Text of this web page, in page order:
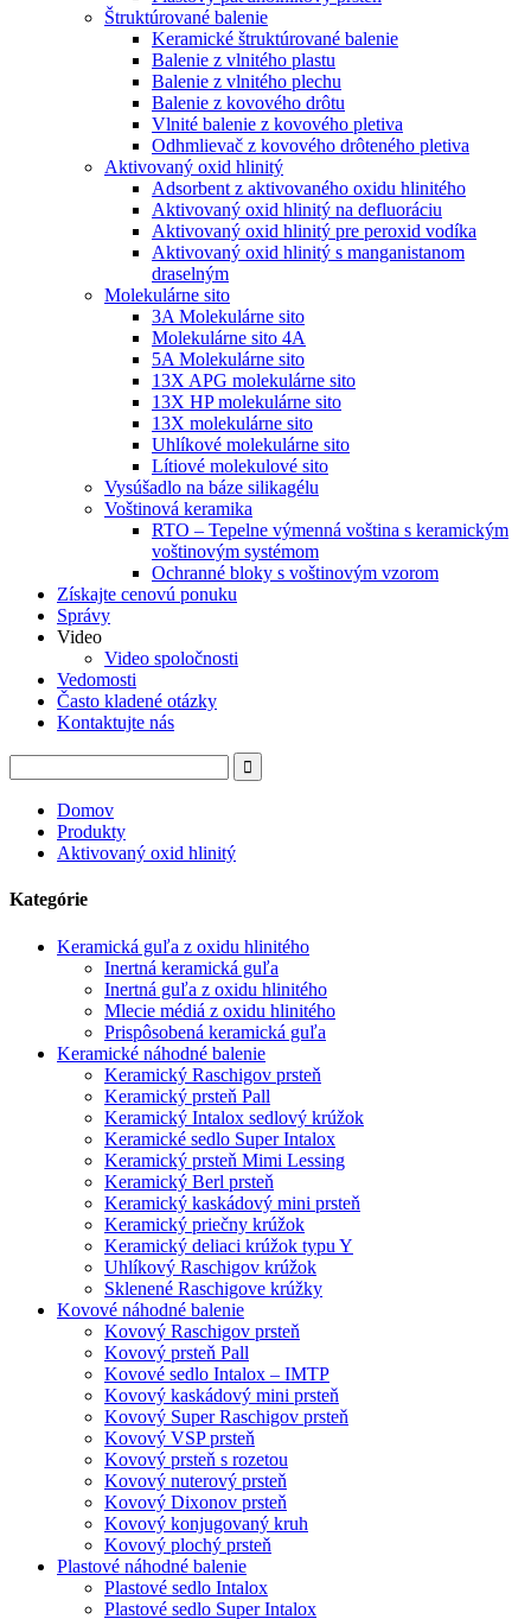
Štruktúrované balenie
Keramické štruktúrované balenie
Balenie z vlnitého plastu
Balenie z vlnitého plechu
Balenie z kovového drôtu
Vlnité balenie z kovového pletiva
Odhmlievač z kovového drôteného pletiva
Aktivovaný oxid hlinitý
Adsorbent z aktivovaného oxidu hlinitého
Aktivovaný oxid hlinitý na defluoráciu
Aktivovaný oxid hlinitý pre peroxid vodíka
Aktivovaný oxid hlinitý s manganistanom
draselným
Molekulárne sito
3A Molekulárne sito
Molekulárne sito 4A
5A Molekulárne sito
13X APG molekulárne sito
13X HP molekulárne sito
13X molekulárne sito
Uhlíkové molekulárne sito
Lítiové molekulové sito
Vysúšadlo na báze silikagélu
Voštinová keramika
RTO – Tepelne výmenná voština s keramickým
voštinovým systémom
Ochranné bloky s voštinovým vzorom
Získajte cenovú ponuku
Správy
Video
Video spoločnosti
Vedomosti
Často kladené otázky
Kontaktujte nás
Domov
Produkty
Aktivovaný oxid hlinitý
Kategórie
Keramická guľa z oxidu hlinitého
Inertná keramická guľa
Inertná guľa z oxidu hlinitého
Mlecie médiá z oxidu hlinitého
Prispôsobená keramická guľa
Keramické náhodné balenie
Keramický Raschigov prsteň
Keramický prsteň Pall
Keramický Intalox sedlový krúžok
Keramické sedlo Super Intalox
Keramický prsteň Mimi Lessing
Keramický Berl prsteň
Keramický kaskádový mini prsteň
Keramický priečny krúžok
Keramický deliaci krúžok typu Y
Uhlíkový Raschigov krúžok
Sklenené Raschigove krúžky
Kovové náhodné balenie
Kovový Raschigov prsteň
Kovový prsteň Pall
Kovové sedlo Intalox – IMTP
Kovový kaskádový mini prsteň
Kovový Super Raschigov prsteň
Kovový VSP prsteň
Kovový prsteň s rozetou
Kovový nuterový prsteň
Kovový Dixonov prsteň
Kovový konjugovaný kruh
Kovový plochý prsteň
Plastové náhodné balenie
Plastové sedlo Intalox
Plastové sedlo Super Intalox